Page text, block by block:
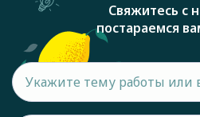
Свяжитесь с
постараемся